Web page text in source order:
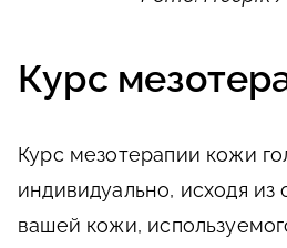
Курс
Курс мезотерапии кожи
индивидуально, исходя из
вашей кожи,